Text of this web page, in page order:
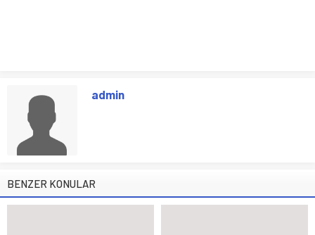
admin
BENZER KONULAR